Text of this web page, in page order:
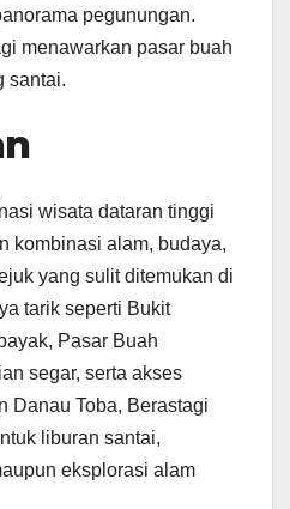
pegunungan.
menawarkan pasar buah
santai.
wisata dataran tinggi
kombinasi alam, budaya,
yang sulit ditemukan di
tarik seperti Bukit
Pasar Buah
segar, serta akses
Danau Toba, Berastagi
liburan santai,
eksplorasi alam